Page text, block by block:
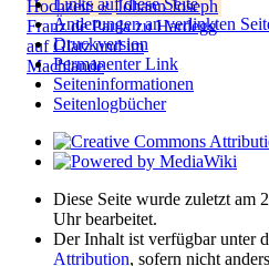
Hochzeit:♂ Johann Joseph
Franz de Paula zu Hardegg
auf Glatz und im
Machlande
Links auf diese Seite
Änderungen an verlinkten
Druckversion
Permanenter Link
Seiten­­informationen
Seitenlogbücher
Diese Seite wurde zuletzt am
Uhr bearbeitet.
Der Inhalt ist verfügbar unter
Attribution, sofern nicht